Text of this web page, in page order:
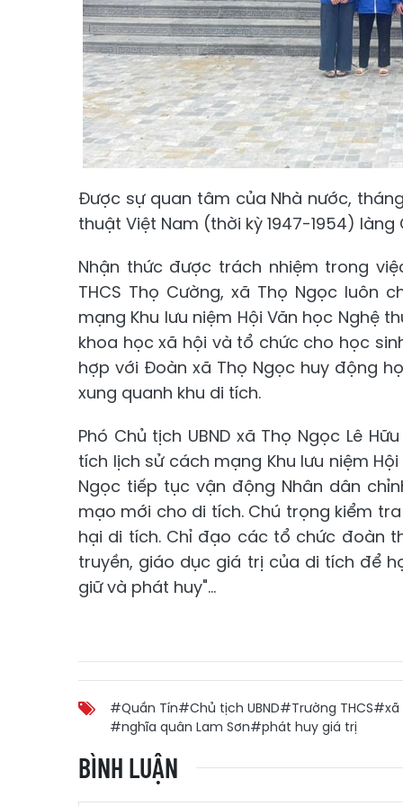
Được sự quan tâm của Nhà nước,
thuật Việt Nam (thời kỳ 1947-1954)
Nhận thức được trách nhiệm trong
THCS Thọ Cường, xã Thọ Ngọc
mạng Khu lưu niệm Hội Văn học Nghệ
khoa học xã hội và tổ chức cho học
hợp với Đoàn xã Thọ Ngọc huy động
xung quanh khu di tích.
Phó Chủ tịch UBND xã Thọ Ngọc Lê
tích lịch sử cách mạng Khu lưu niệm
Ngọc tiếp tục vận động Nhân dân
mạo mới cho di tích. Chú trọng kiểm
hại di tích. Chỉ đạo các tổ chức đoàn
truyền, giáo dục giá trị của di tích để
giữ và phát huy"...
#Quần Tín#Chủ tịch UBND#Trường THCS#xã
#nghĩa quân Lam Sơn#phát huy giá trị
BÌNH LUẬN